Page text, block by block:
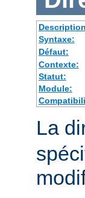
Syntaxe:
Défaut:
Contexte:
Statut:
Module:
La